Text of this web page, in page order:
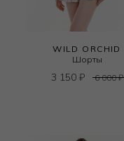
WILD ORCHID
Шорты
3 150 ₽ 6 000₽